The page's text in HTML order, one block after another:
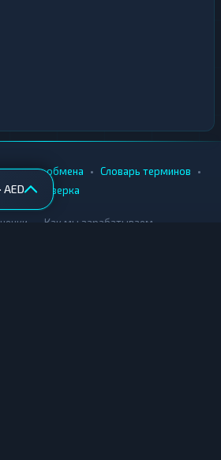
AED
обмена • Словарь терминов •
AML-проверка
Как мы зарабатываем